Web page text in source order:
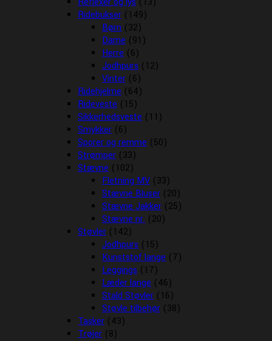
Ridebukser (149)
Børn (32)
Dame (91)
Herre (6)
Jodhpurs (12)
Vinter (6)
Ridehjelme (64)
Rideveste (15)
Sikkerhedsveste (11)
Smykker (6)
Sporer og remme (50)
Strømper (33)
Stævne (102)
Fletning MV (33)
Stævne Bluser (20)
Stævne Jakker (25)
Stævne nr. (20)
Støvler (142)
Jodhpurs (15)
Kunststof lange (7)
Leggings (17)
Læder lange (46)
Stald Støvler (16)
Støvle tilbehør (38)
Tasker (43)
Trøjer (8)